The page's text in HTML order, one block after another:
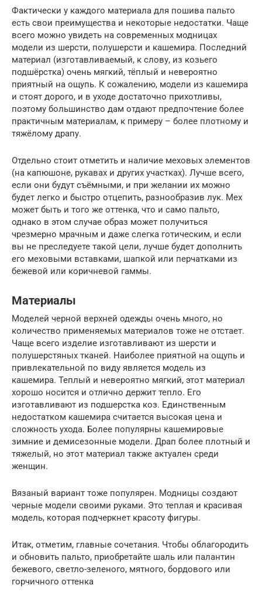
Фактически у каждого материала для пошива пальто
есть свои преимущества и некоторые недостатки. Чаще
всего можно увидеть на современных модницах
модели из шерсти, полушерсти и кашемира. Последний
материал (изготавливаемый, к слову, из козьего
подшёрстка) очень мягкий, тёплый и невероятно
приятный на ощупь. К сожалению, модели из кашемира
и стоят дорого, и в уходе достаточно прихотливы,
поэтому большинство дам отдают предпочтение более
практичным материалам, к примеру – более плотному и
тяжёлому драпу.
Отдельно стоит отметить и наличие меховых элементов
(на капюшоне, рукавах и других участках). Лучше всего,
если они будут съёмными, и при желании их можно
будет легко и быстро отцепить, разнообразив лук. Мех
может быть и того же оттенка, что и само пальто,
однако в этом случае образ может получиться
чрезмерно мрачным и даже слегка готическим, и если
вы не преследуете такой цели, лучше будет дополнить
его меховыми вставками, шапкой или перчатками из
бежевой или коричневой гаммы.
Материалы
Моделей черной верхней одежды очень много, но
количество применяемых материалов тоже не отстает.
Чаще всего изделие изготавливают из шерсти и
полушерстяных тканей. Наиболее приятной на ощупь и
привлекательной по виду является модель из
кашемира. Теплый и невероятно мягкий, этот материал
хорошо носится и отлично держит тепло. Его
изготавливают из подшерстка коз. Единственным
недостатком кашемира считается высокая цена и
сложность ухода. Более популярны кашемировые
зимние и демисезонные модели. Драп более плотный и
тяжелый, но этот материал также актуален среди
женщин.
Вязаный вариант тоже популярен. Модницы создают
черные модели своими руками. Это теплая и красивая
модель, которая подчеркнет красоту фигуры.
Итак, отметим, главные сочетания. Чтобы облагородить
и обновить пальто, приобретайте шаль или палантин
бежевого, светло-зеленого, мятного, бордового или
горчичного оттенка